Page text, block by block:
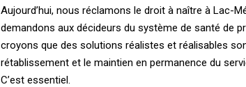
Aujourd’hui, nous réclamons le droit à naître à ­Lac-
demandons aux décideurs du système de santé de
croyons que des solutions réalistes et réalisables
rétablissement et le maintien en permanence du
C’est essentiel.